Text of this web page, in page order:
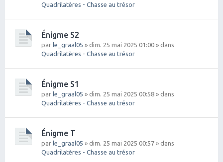
Quadrilatères - Chasse au trésor
Énigme S2
par le_graal05 » dim. 25 mai 2025 01:00 » dans
Quadrilatères - Chasse au trésor
Énigme S1
par le_graal05 » dim. 25 mai 2025 00:58 » dans
Quadrilatères - Chasse au trésor
Énigme T
par le_graal05 » dim. 25 mai 2025 00:57 » dans
Quadrilatères - Chasse au trésor